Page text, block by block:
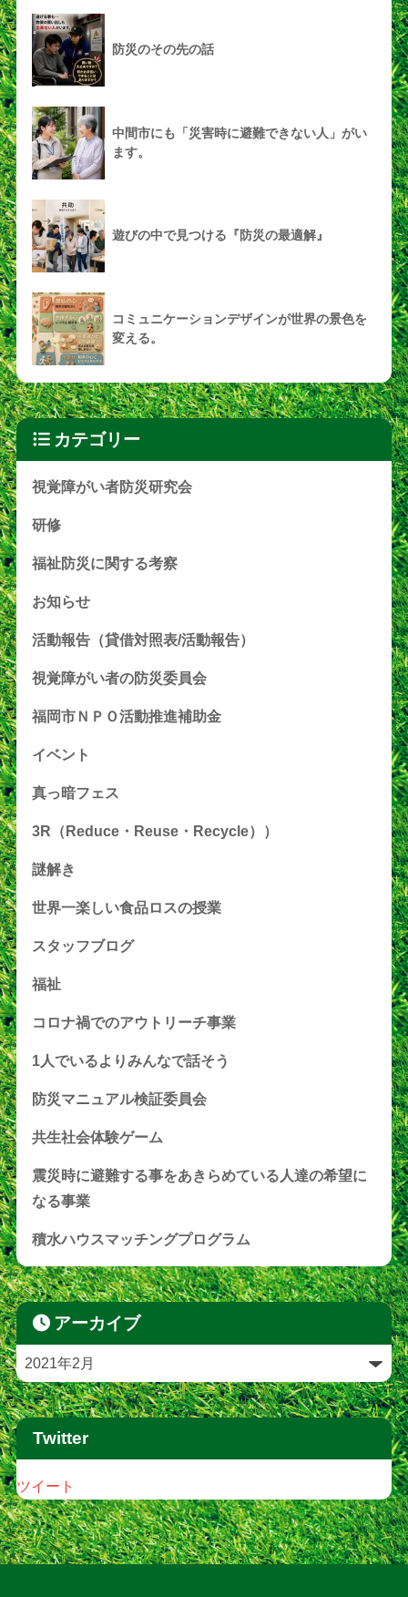
防災のその先の話
中間市にも「災害時に避難できない人」がい
ます。
遊びの中で見つける『防災の最適解』
コミュニケーションデザインが世界の景色を
変える。
カテゴリー
視覚障がい者防災研究会
研修
福祉防災に関する考察
お知らせ
活動報告（貸借対照表/活動報告）
視覚障がい者の防災委員会
福岡市ＮＰＯ活動推進補助金
イベント
真っ暗フェス
3R（Reduce・Reuse・Recycle））
謎解き
世界一楽しい食品ロスの授業
スタッフブログ
福祉
コロナ禍でのアウトリーチ事業
1人でいるよりみんなで話そう
防災マニュアル検証委員会
共生社会体験ゲーム
震災時に避難する事をあきらめている人達の希望に
なる事業
積水ハウスマッチングプログラム
アーカイブ
Twitter
ツイート